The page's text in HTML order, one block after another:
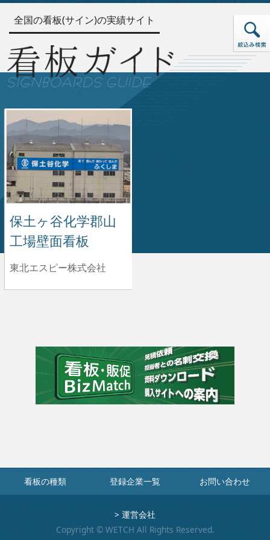
全国の看板(サイン)の実績サイト
保土ヶ谷化学郡山
工場壁面看板
東北エスピー株式会社
看板の種類 登録企業一覧 お問い合わせ
> 運営会社
Copyright © WETCH All Rights Reserved.